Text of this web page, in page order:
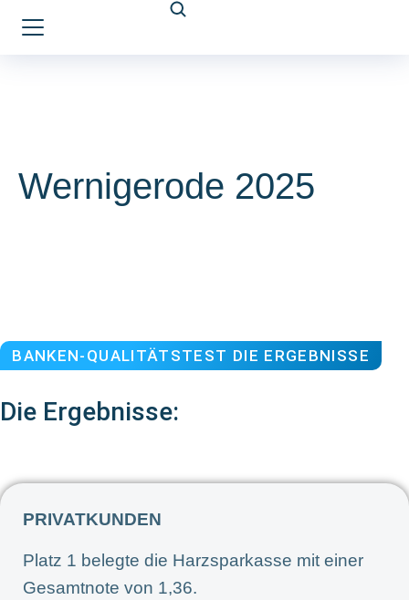
Wernigerode 2025
BANKEN-QUALITÄTSTEST DIE ERGEBNISSE
Die Ergebnisse:
PRIVATKUNDEN
Platz 1 belegte die Harzsparkasse mit einer
Gesamtnote von 1,36.